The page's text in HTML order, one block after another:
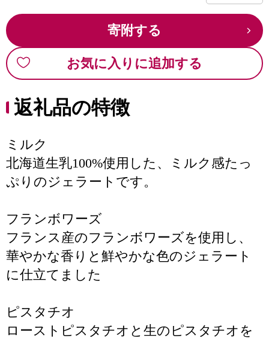
寄附する
お気に入りに追加する
返礼品の特徴
ミルク
北海道生乳100%使用した、ミルク感たっ
ぷりのジェラートです。
フランボワーズ
フランス産のフランボワーズを使用し、
華やかな香りと鮮やかな色のジェラート
に仕立てました
ピスタチオ
ローストピスタチオと生のピスタチオを